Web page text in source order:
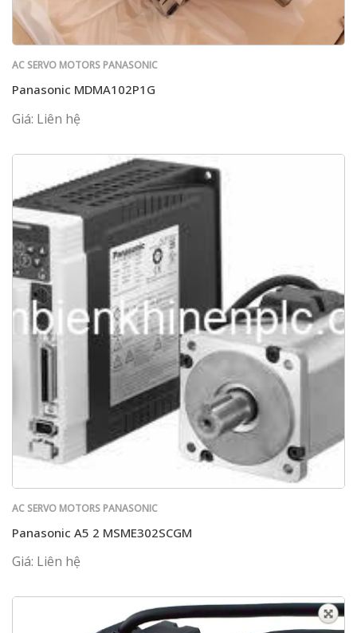
AC SERVO MOTORS PANASONIC
Panasonic MDMA102P1G
Giá: Liên hệ
AC SERVO MOTORS PANASONIC
Panasonic A5 2 MSME302SCGM
Giá: Liên hệ